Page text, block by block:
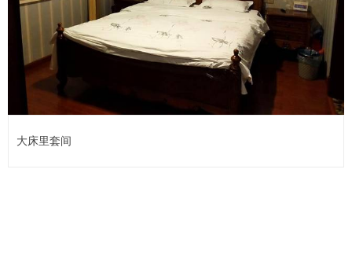
大床里套间